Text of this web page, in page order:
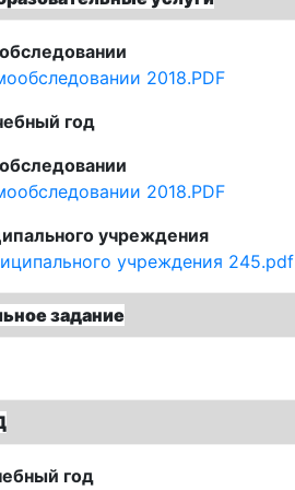
2018.PDF
год
2018.PDF
учреждения
учреждения 245.pdf
задание
год